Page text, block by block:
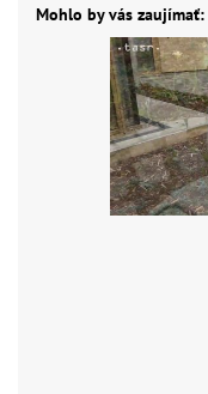
Mohlo by vás zaujímať: